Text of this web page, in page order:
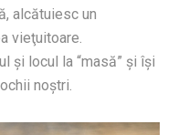
alcătuiesc un
vieţuitoare.
şi locul la “masă” şi îşi
noştri.